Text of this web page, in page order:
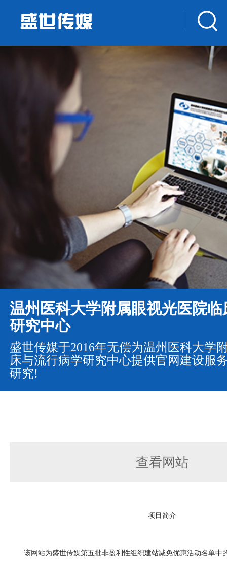
温州医科大学附属眼视光医院
研究中心
盛世传媒于2016年无偿为温州医科大学
床与流行病学研究中心提供官网建设服
研究!
查看网站
项目简介
该网站为盛世传媒第五批非盈利性组织建站减免优惠活动名单中